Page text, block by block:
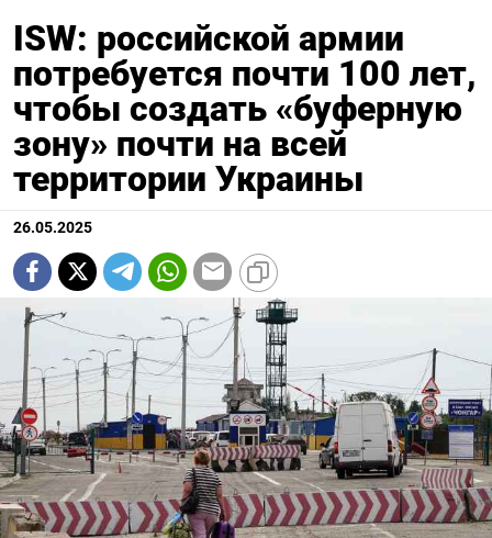
ISW: российской армии
потребуется почти 100 лет,
чтобы создать «буферную
зону» почти на всей
территории Украины
26.05.2025